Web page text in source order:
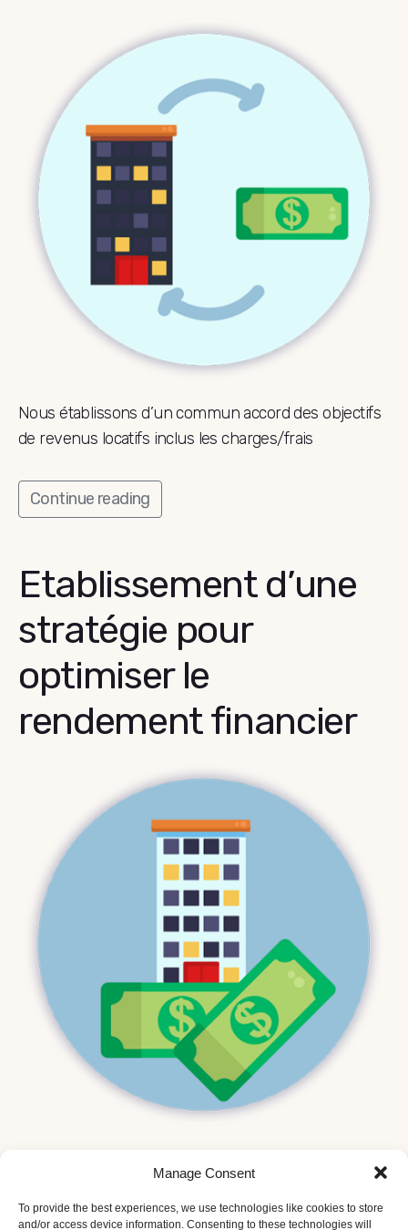
Manage Consent
To provide the best experiences, we use technologies like cookies to store
and/or access device information. Consenting to these technologies will
Nous établissons d’un commun accord des objectifs
de revenus locatifs inclus les charges/frais
Continue reading
Etablissement d’une
stratégie pour
optimiser le
rendement financier